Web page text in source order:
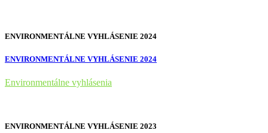
ENVIRONMENTÁLNE VYHLÁSENIE 2024
ENVIRONMENTÁLNE VYHLÁSENIE 2024
Environmentálne vyhlásenia
ENVIRONMENTÁLNE VYHLÁSENIE 2023